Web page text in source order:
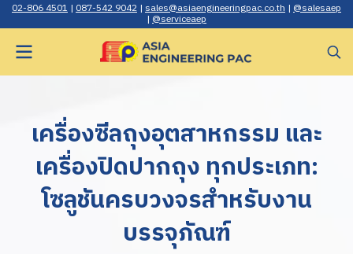
02-806 4501 | 087-542 9042 | sales@asiaengineerin gpac.co.th | @salesaep
| @serviceaep
เครื่องซีลถุงอุตสาหกรรม และ
เครื่องปิดปากถุง ทุกประเภท:
โซลูชันครบวงจรสำหรับงาน
บรรจุภัณฑ์